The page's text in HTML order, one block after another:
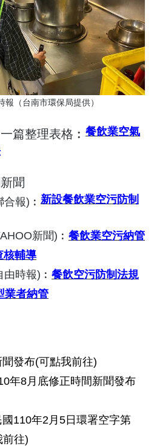
報（台南市環保局提供）
篇整理表格︰ 餐飲業空氣
聞
報)︰ 新設餐飲業空污防制
新聞)︰ 餐飲業空污納管
核輔導
時報)︰ 餐飲空污防制法規
業者納管
發布(可點我前往)
年8月底修正時間新聞發布
110年2月5日環署空字第
前往)